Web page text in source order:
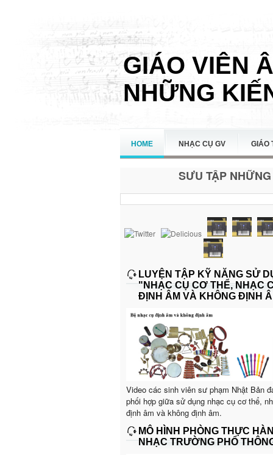
GIÁO VIÊN
NHỮNG
HOME NHẠC CỤ GV GIÁO
SƯU TẬP
LUYỆN TẬP KỸ NĂNG SỬ
"NHẠC CỤ CƠ THỂ, NHẠC
ĐỊNH ÂM VÀ KHÔNG ĐỊNH
Video các sinh viên sư phạm Nhật Bản
phối hợp giữa sử dụng nhạc cụ cơ thể,
định âm và không định âm.
MÔ HÌNH PHÒNG THỰC
NHẠC TRƯỜNG PHỔ